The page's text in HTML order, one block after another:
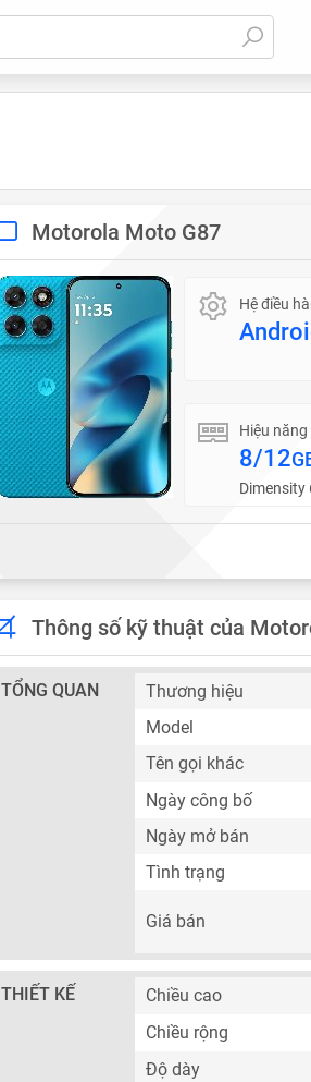
Motorola Moto G87
Hệ điều
Hiệu năng
8/12
Dimensity
Thông số kỹ thuật của
TỔNG QUAN Thương hiệu
Model
Tên gọi khác
Ngày công bố
Ngày mở bán
Tình trạng
Giá bán
THIẾT KẾ Chiều cao
Chiều rộng
Độ dày